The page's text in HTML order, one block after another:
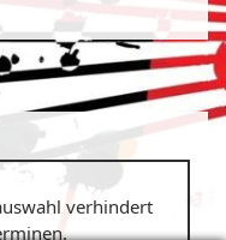
verhindert